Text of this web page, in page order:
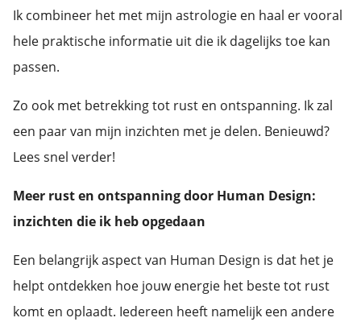
Ik combineer het met mijn astrologie en haal er vooral
hele praktische informatie uit die ik dagelijks toe kan
passen.
Zo ook met betrekking tot rust en ontspanning. Ik zal
een paar van mijn inzichten met je delen. Benieuwd?
Lees snel verder!
Meer rust en ontspanning door Human Design:
inzichten die ik heb opgedaan
Een belangrijk aspect van Human Design is dat het je
helpt ontdekken hoe jouw energie het beste tot rust
komt en oplaadt. Iedereen heeft namelijk een andere